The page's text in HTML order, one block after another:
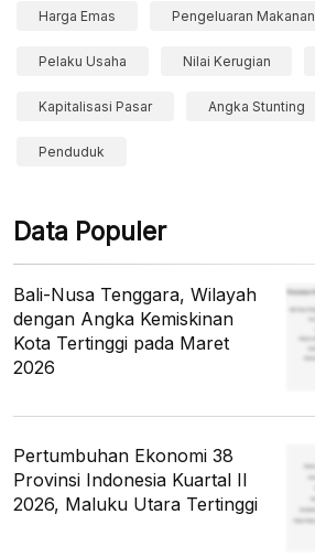
Harga Emas Pengeluaran Makanan
Pelaku Usaha Nilai Kerugian
Kapitalisasi Pasar Angka Stunting
Penduduk
Data Populer
Bali-Nusa Tenggara, Wilayah
dengan Angka Kemiskinan
Kota Tertinggi pada Maret
2026
Pertumbuhan Ekonomi 38
Provinsi Indonesia Kuartal II
2026, Maluku Utara Tertinggi